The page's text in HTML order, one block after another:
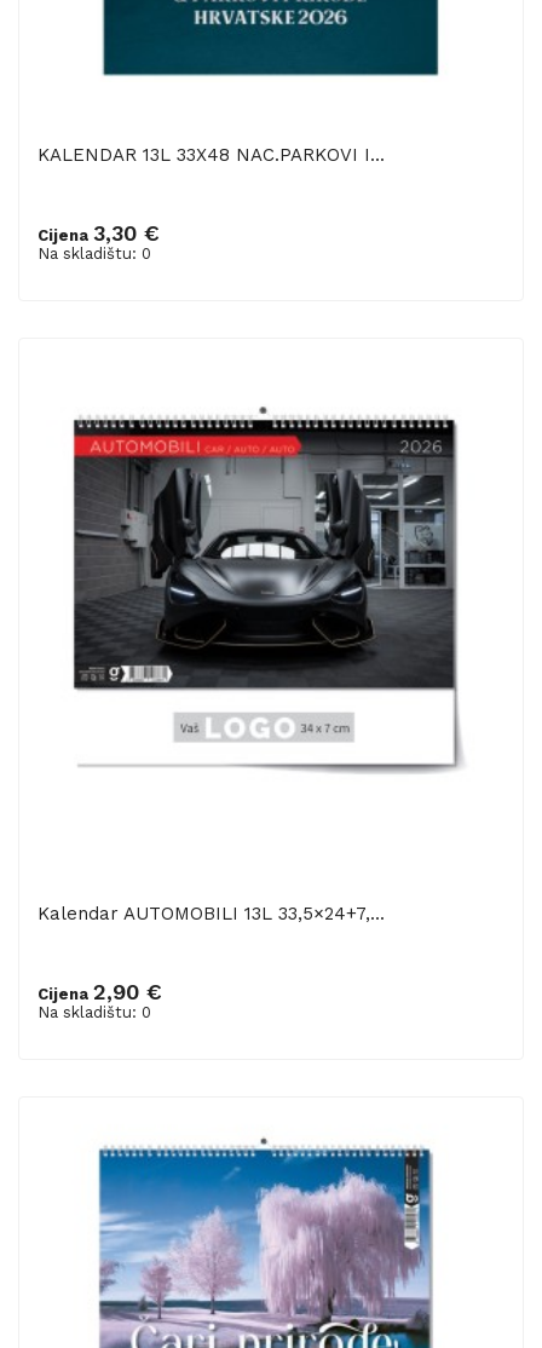
KALENDAR 13L 33X48 NAC.PARKOVI I...
Cijena 3,30 €
Na skladištu: 0
Kalendar AUTOMOBILI 13L 33,5×24+7,...
Cijena 2,90 €
Na skladištu: 0